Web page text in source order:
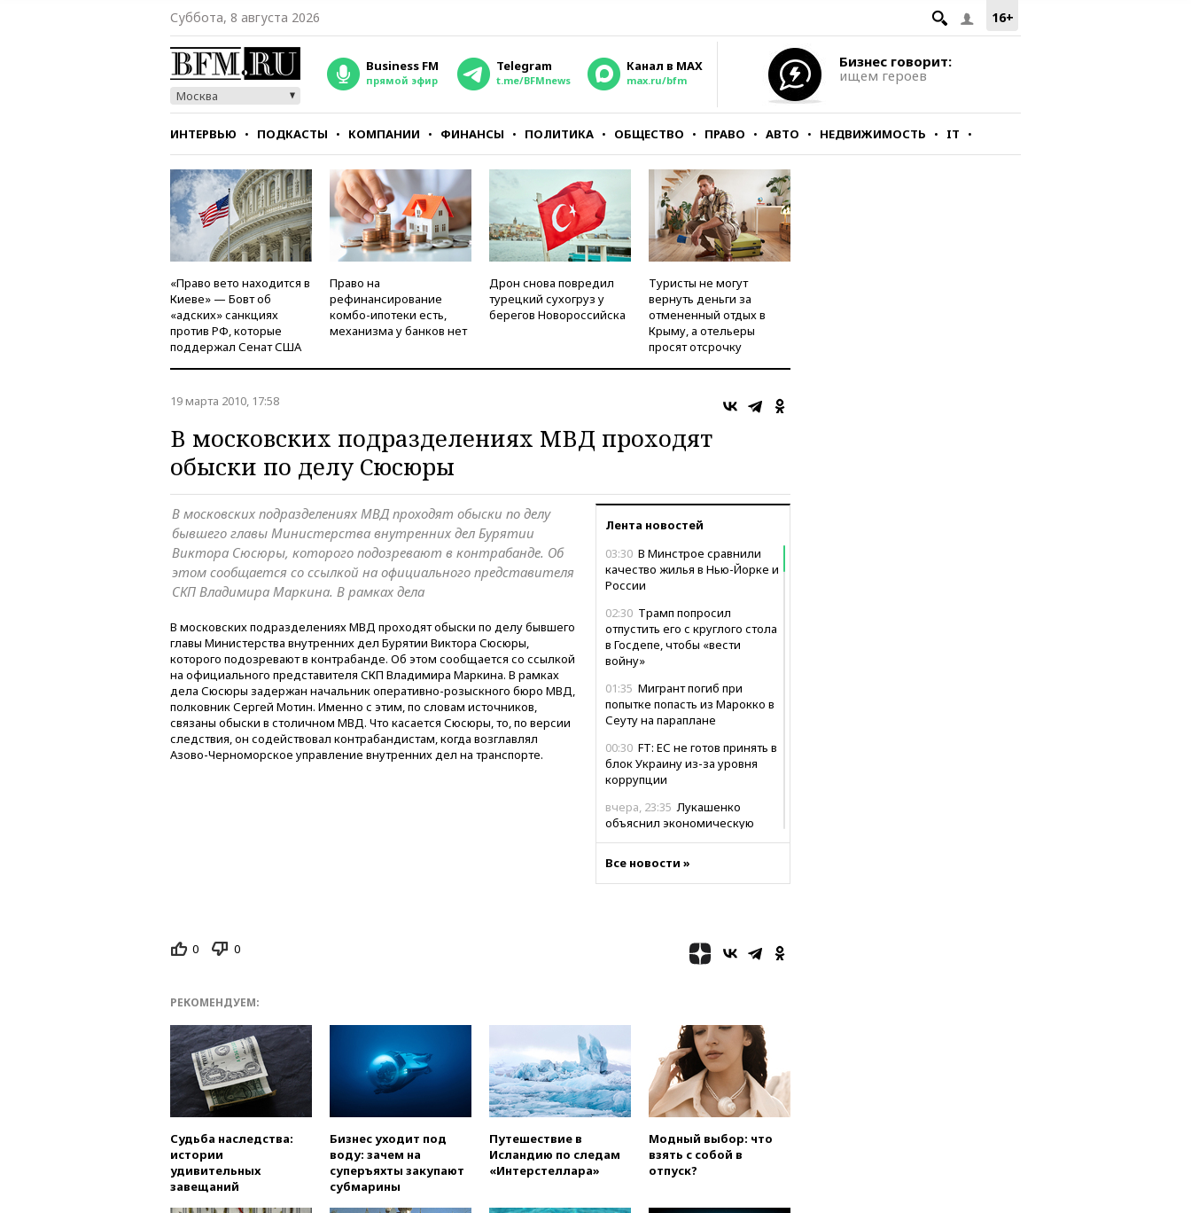
16+
Суббота, 8 августа 2026
Москва
Business FM
прямой эфир
Telegram
t.me/BFMnews
Канал в MAX
max.ru/bfm
Бизнес говорит:
ищем героев
ИНТЕРВЬЮ ПОДКАСТЫ КОМПАНИИ ФИНАНСЫ ПОЛИТИКА ОБЩЕСТВО ПРАВО АВТО НЕДВИЖИМОСТЬ IT
СТИЛЬ ТЕСТЫ
«Право вето находится в
Киеве» — Бовт об
«адских» санкциях
против РФ, которые
поддержал Сенат США
Право на
рефинансирование
комбо-ипотеки есть,
механизма у банков нет
Дрон снова повредил
турецкий сухогруз у
берегов Новороссийска
Туристы не могут
вернуть деньги за
отмененный отдых в
Крыму, а отельеры
просят отсрочку
19 марта 2010, 17:58
В московских подразделениях МВД проходят
обыски по делу Сюсюры
Лента новостей
03:30 В Минстрое сравнили
качество жилья в Нью-Йорке и
России
02:30 Трамп попросил
отпустить его с круглого стола
в Госдепе, чтобы «вести
войну»
01:35 Мигрант погиб при
попытке попасть из Марокко в
Сеуту на параплане
00:30 FT: ЕС не готов принять в
блок Украину из-за уровня
коррупции
вчера, 23:35 Лукашенко
объяснил экономическую
выгоду безвизового режима с
вчера, 22:59На башню
Литовец
анонсировал скорое
соглашение о прекращении
огня США и Ирана
вчера, 22:15Три человека
получили ножевые ранения
вчера, 22:00Путин поручил
выделить средства на новые
Все новости »
В московских подразделениях МВД проходят обыски по делу
бывшего главы Министерства внутренних дел Бурятии
Виктора Сюсюры, которого подозревают в контрабанде. Об
этом сообщается со ссылкой на официального представителя
СКП Владимира Маркина. В рамках дела
В московских подразделениях МВД проходят обыски по делу бывшего
главы Министерства внутренних дел Бурятии Виктора Сюсюры,
которого подозревают в контрабанде. Об этом сообщается со ссылкой
на официального представителя СКП Владимира Маркина. В рамках
дела Сюсюры задержан начальник оперативно-розыскного бюро МВД,
полковник Сергей Мотин. Именно с этим, по словам источников,
связаны обыски в столичном МВД. Что касается Сюсюры, то, по версии
следствия, он содействовал контрабандистам, когда возглавлял
Азово-Черноморское управление внутренних дел на транспорте.
0 0
РЕКОМЕНДУЕМ:
Судьба наследства:
истории
удивительных
завещаний
Бизнес уходит под
воду: зачем на
суперъяхты закупают
субмарины
Путешествие в
Исландию по следам
«Интерстеллара»
Модный выбор: что
взять с собой в
отпуск?